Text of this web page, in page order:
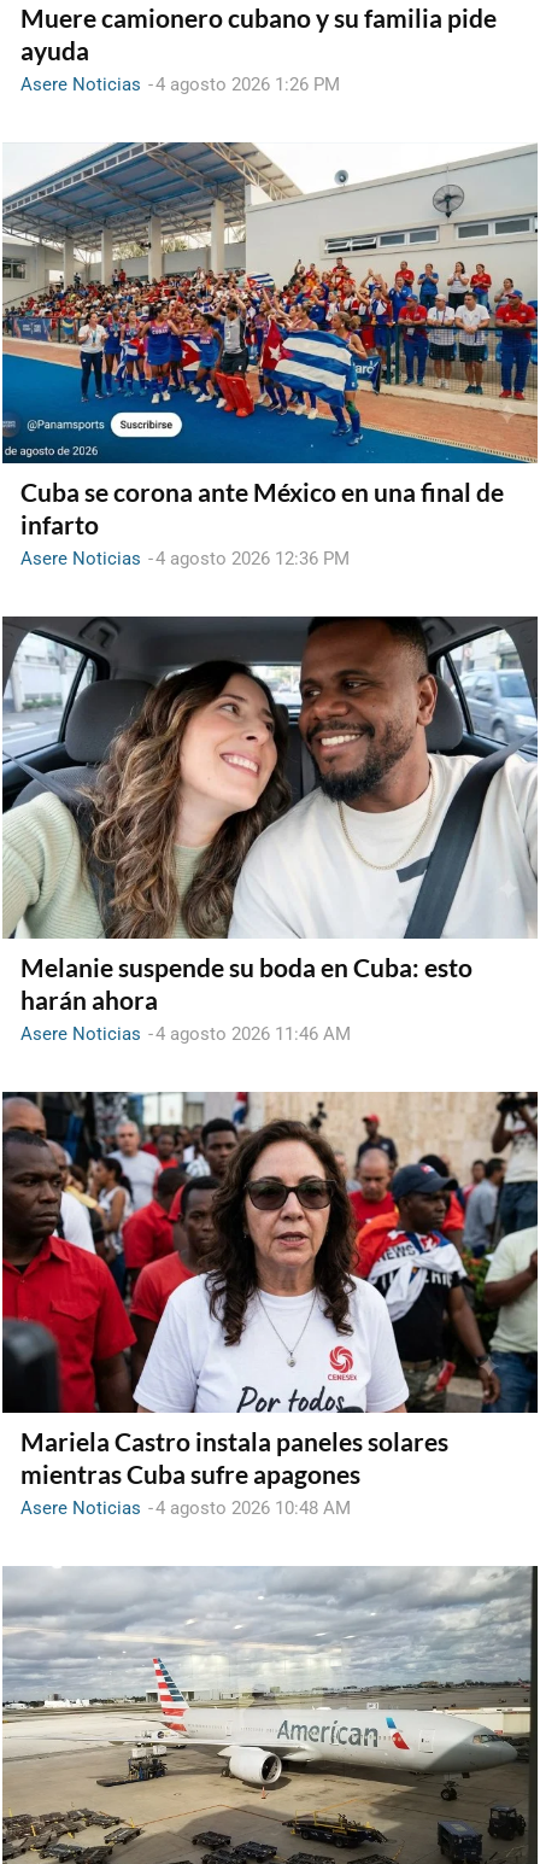
Muere camionero cubano y su familia pide
ayuda
Asere Noticias -4 agosto 2026 1:26 PM
Cuba se corona ante México en una final de
infarto
Asere Noticias -4 agosto 2026 12:36 PM
Melanie suspende su boda en Cuba: esto
harán ahora
Asere Noticias -4 agosto 2026 11:46 AM
Mariela Castro instala paneles solares
mientras Cuba sufre apagones
Asere Noticias -4 agosto 2026 10:48 AM